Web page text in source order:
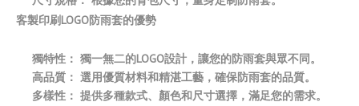
客製印刷LOGO防雨套的優勢
獨特性： 獨一無二的LOGO設計，讓您的防雨套與眾不同。
高品質： 選用優質材料和精湛工藝，確保防雨套的品質。
多樣性： 提供多種款式、顏色和尺寸選擇，滿足您的需求。